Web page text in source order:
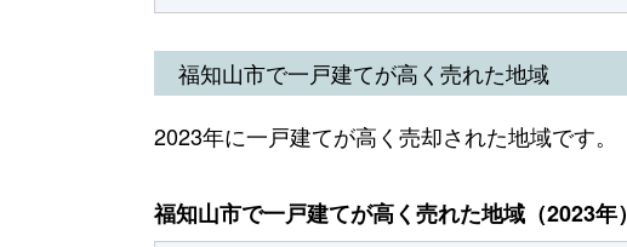
福知山市で一戸建てが高く売れた地域
2023年に一戸建てが高く売却された地域です。
福知山市で一戸建てが高く売れた地域（2023年）